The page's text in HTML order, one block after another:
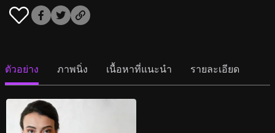
ตัวอย่าง ภาพนิ่ง เนื้อหาที่แนะนำ รายละเอียด